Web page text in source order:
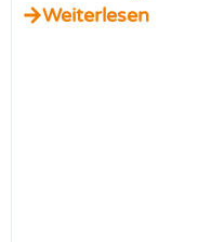
Weiterlesen